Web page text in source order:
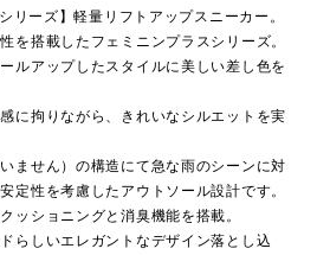
リーズ】軽量リフトアップスニーカー。
を搭載したフェミニンプラスシリーズ。
ルアップしたスタイルに美しい差し色を
に拘りながら、きれいなシルエットを実
ません）の構造にて急な雨のシーンに対
定性を考慮したアウトソール設計です。
ッショニングと消臭機能を搭載。
らしいエレガントなデザイン落とし込